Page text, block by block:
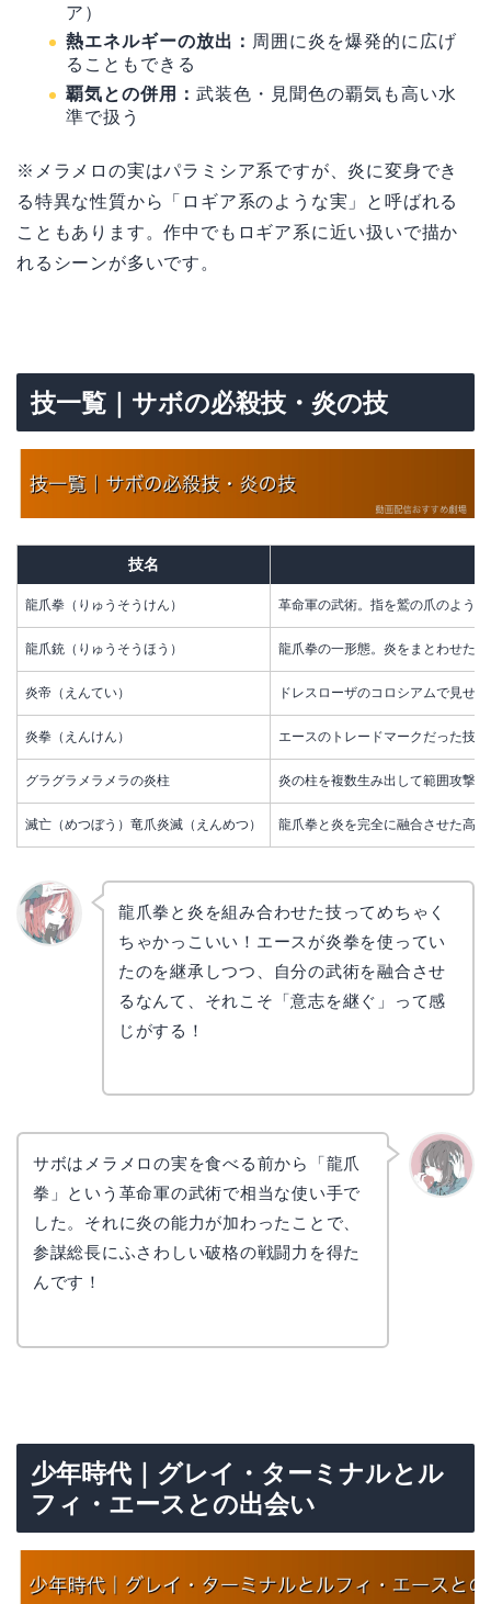
ア）
熱エネルギーの放出： 周囲に炎を爆発的に広げ
ることもできる
覇気との併用： 武装色・見聞色の覇気も高い水
準で扱う
※メラメロの実はパラミシア系ですが、炎に変身でき
る特異な性質から「ロギア系のような実」と呼ばれる
こともあります。作中でもロギア系に近い扱いで描か
れるシーンが多いです。
技一覧｜サボの必殺技・炎の技
技名
龍爪拳（りゅうそうけん） 革命軍の武術。指を鷲の爪のよう
龍爪銃（りゅうそうほう） 龍爪拳の一形態。炎をまとわせた
炎帝（えんてい） ドレスローザのコロシアムで見せ
炎拳（えんけん） エースのトレードマークだった技
グラグラメラメラの炎柱 炎の柱を複数生み出して範囲攻撃
滅亡（めつぼう）竜爪炎滅（えんめつ） 龍爪拳と炎を完全に融合させた高
龍爪拳と炎を組み合わせた技ってめちゃく
ちゃかっこいい！エースが炎拳を使ってい
たのを継承しつつ、自分の武術を融合させ
るなんて、それこそ「意志を継ぐ」って感
じがする！
サボはメラメロの実を食べる前から「龍爪
拳」という革命軍の武術で相当な使い手で
した。それに炎の能力が加わったことで、
参謀総長にふさわしい破格の戦闘力を得た
んです！
少年時代｜グレイ・ターミナルとル
フィ・エースとの出会い